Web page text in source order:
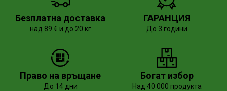
Безплатна доставка
над 89 € и до 20 кг
ГАРАНЦИЯ
До 3 години
Право на връщане
До 14 дни
Богат избор
Над 40 000 продукта